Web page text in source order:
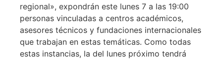
regional», expondrán este lunes 7 a las 19:00
personas vinculadas a centros académicos,
asesores técnicos y fundaciones internacionales
que trabajan en estas temáticas. Como todas
estas instancias, la del lunes próximo tendrá